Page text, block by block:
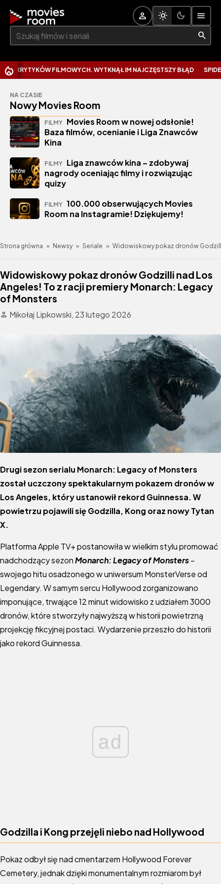
Szukaj:
FILMOWYCH. WYTKNĄŁ IM NAJCZĘSTSZY BŁĄD SPIDER-MAN
NA CZASIE
Nowy Movies Room
FILMY Movies Room w nowej odsłonie!
Baza filmów, ocenianie i Liga Znawców
Kina
FILMY Liga znawców kina – zdobywaj
nagrody oceniając filmy i rozwiązując
quizy
FILMY 100.000 obserwujących Movies
Room na Instagramie! Dziękujemy!
Strona główna » Newsy » Seriale » Widowiskowy pokaz dronów
Widowiskowy pokaz dronów Godzilli nad Los
Angeles! To z racji premiery Monarch: Legacy
of Monsters
Mikołaj Lipkowski, 23 lutego 2026
Drugi sezon serialu Monarch: Legacy of Monsters
został uczczony spektakularnym pokazem dronów w
Los Angeles, który ustanowił rekord Guinnessa. W
powietrzu pojawili się Godzilla, Kong oraz nowy Tytan
X.
Platforma Apple TV+ postanowiła w wielkim stylu promować
nadchodzący sezonMonarch: Legacy of Monsters–
swojego hitu osadzonego w uniwersum MonsterVerse od
Legendary. W samym sercu Hollywood zorganizowano
imponujące, trwające 12 minut widowisko z udziałem 3000
dronów, które stworzyły najwyższą w historii powietrzną
projekcję fikcyjnej postaci. Wydarzenie przeszło do historii
jako rekord Guinnessa.
ad
Godzilla i Kong przejęli niebo nad Hollywood
Pokaz odbył się nad cmentarzem Hollywood Forever
Cemetery, jednak dzięki monumentalnym rozmiarom był